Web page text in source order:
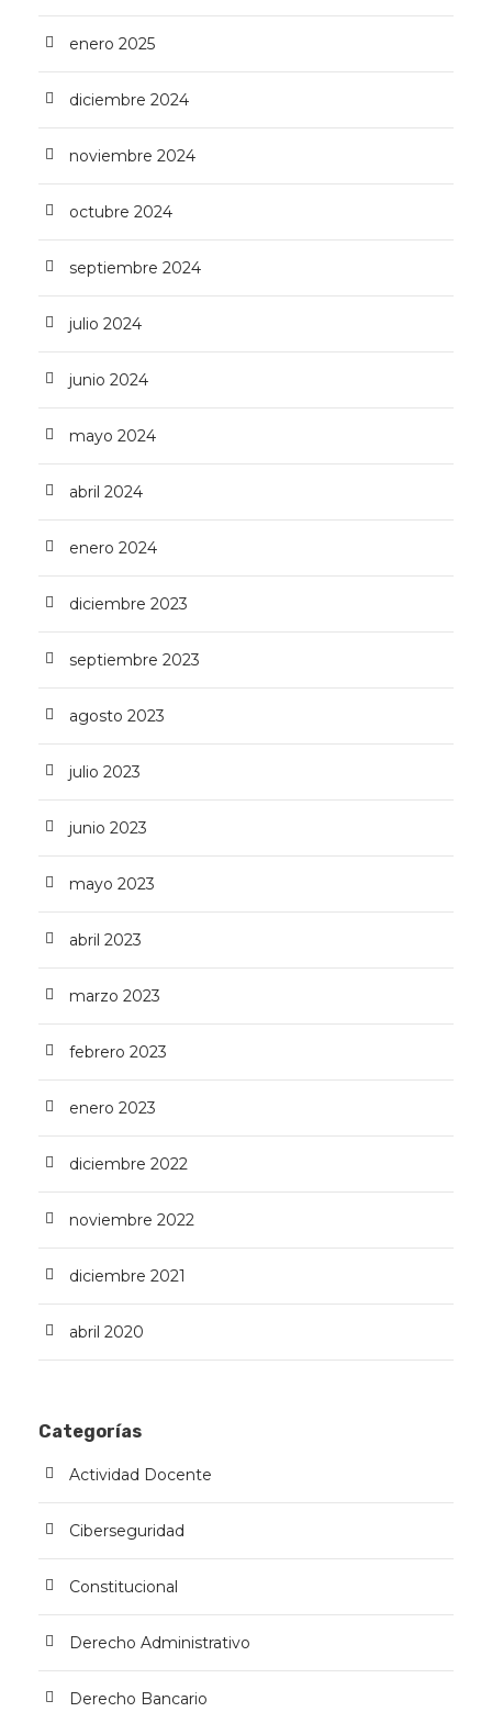
enero 2025
diciembre 2024
noviembre 2024
octubre 2024
septiembre 2024
julio 2024
junio 2024
mayo 2024
abril 2024
enero 2024
diciembre 2023
septiembre 2023
agosto 2023
julio 2023
junio 2023
mayo 2023
abril 2023
marzo 2023
febrero 2023
enero 2023
diciembre 2022
noviembre 2022
diciembre 2021
abril 2020
Categorías
Actividad Docente
Ciberseguridad
Constitucional
Derecho Administrativo
Derecho Bancario